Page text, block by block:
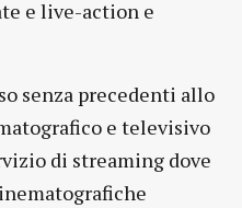
e live-action e
senza precedenti allo
e televisivo
di streaming dove